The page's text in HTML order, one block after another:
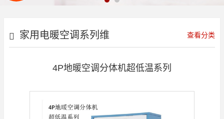
家用电暖空调系列维 查看分类
4P地暖空调分体机超低温系列